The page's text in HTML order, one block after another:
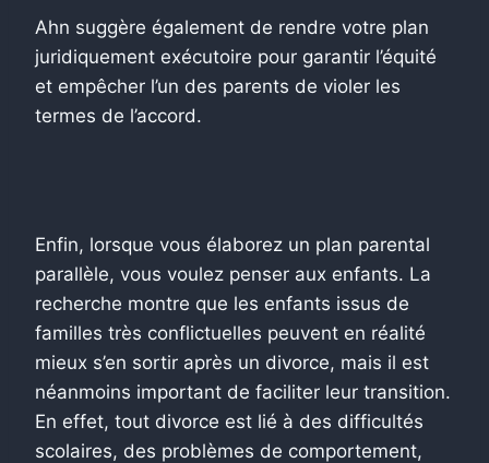
Ahn suggère également de rendre votre plan
juridiquement exécutoire pour garantir l’équité
et empêcher l’un des parents de violer les
termes de l’accord.
Enfin, lorsque vous élaborez un plan parental
parallèle, vous voulez penser aux enfants. La
recherche montre que les enfants issus de
familles très conflictuelles peuvent en réalité
mieux s’en sortir après un divorce, mais il est
néanmoins important de faciliter leur transition.
En effet, tout divorce est lié à des difficultés
scolaires, des problèmes de comportement,